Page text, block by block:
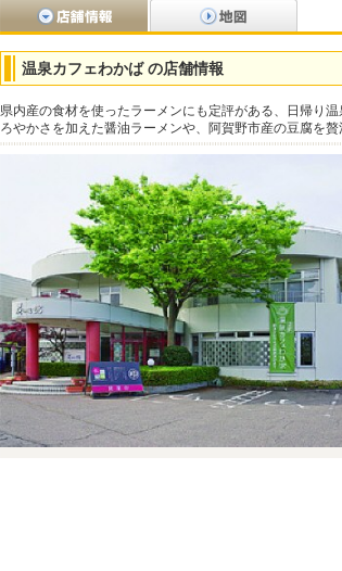
温泉カフェわかば の店舗情報
県内産の食材を使ったラーメンにも定評がある、日帰り
ろやかさを加えた醤油ラーメンや、阿賀野市産の豆腐を贅